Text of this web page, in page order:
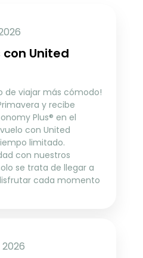
con United
de viajar más cómodo!
y recibe
Plus® en el
con United
limitado.
con nuestros
se trata de llegar a
cada momento
2026